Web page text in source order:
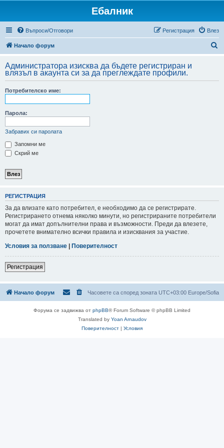
Ебалник
Въпроси/Отговори Влез
Регистрация
Начало форум
с
Администратора изисква да бъдете регистриран и
влязъл в акаунта си за да преглеждате профили.
Потребителско име:
Парола:
Забравих си паролата
Запомни ме
Скрий ме
РЕГИСТРАЦИЯ
За да влизате като потребител, е необходимо да се регистрирате.
Регистрирането отнема няколко минути, но регистрираните потребители
могат да имат допълнителни права и възможности. Преди да влезете,
прочетете внимателно всички правила и изисквания за участие.
Условия за ползване | Поверителност
Регистрация
Начало форум Часовете са според зоната UTC+03:00 Europe/Sofia
Форума се задвижва от phpBB® Forum Software © phpBB Limited
Translated by Yoan Arnaudov
Поверителност | Условия